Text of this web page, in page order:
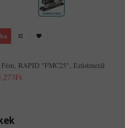
RAPID "FMC25", Ezüstmetál